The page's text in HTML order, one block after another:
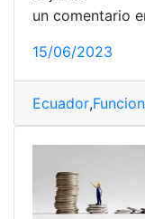
un comentario
15/06/2023
Ecuador,